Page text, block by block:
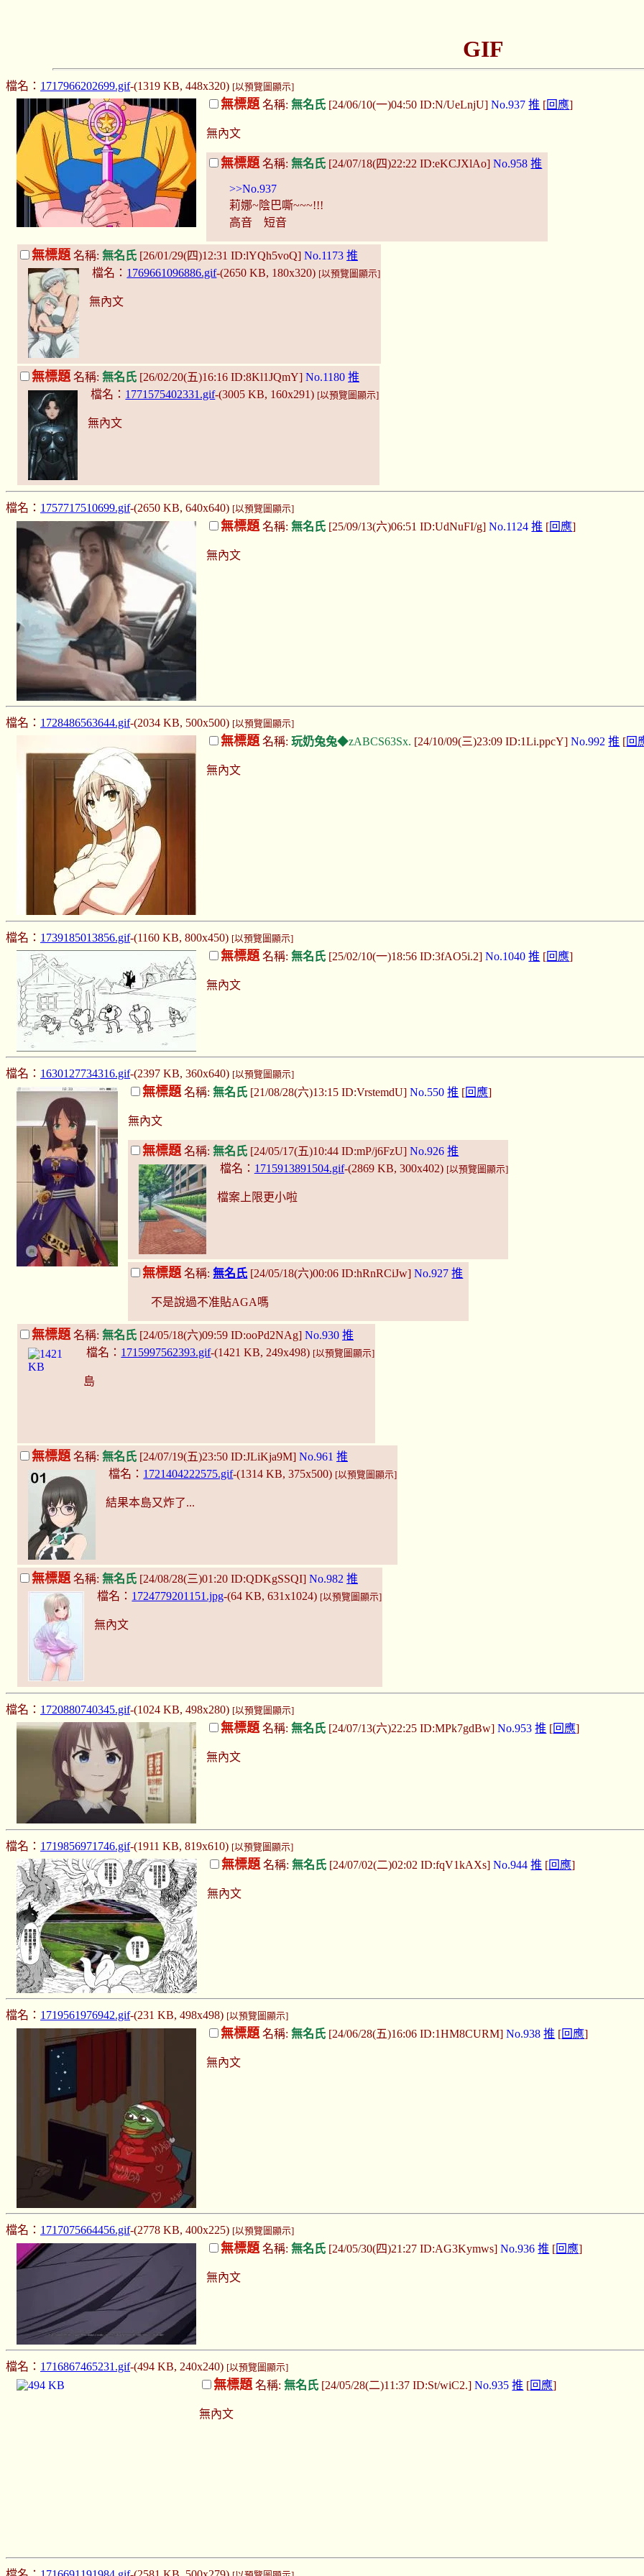
GIF
檔名： 1717966202699.gif-(1319 KB, 448x320) [以預覽圖顯示]
無標題 名稱:無名氏 [24/06/10(一)04:50 ID:N/UeLnjU]No.937 推 [回應]
無內文
無標題 名稱:無名氏 [24/07/18(四)22:22 ID:eKCJXlAo]No.958 推
>>No.937
莉娜~陰巴嘶~~~!!!
高音 短音
無標題 名稱: 無名氏 [26/01/29(四)12:31 ID:lYQh5voQ] No.1173 推
檔名： 1769661096886.gif-(2650 KB, 180x320) [以預覽圖顯示]
無內文
無標題 名稱: 無名氏 [26/02/20(五)16:16 ID:8Kl1JQmY] No.1180 推
檔名： 1771575402331.gif-(3005 KB, 160x291) [以預覽圖顯示]
無內文
檔名： 1757717510699.gif-(2650 KB, 640x640) [以預覽圖顯示]
無標題 名稱:無名氏 [25/09/13(六)06:51 ID:UdNuFI/g]No.1124 推 [回應]
無內文
檔名： 1728486563644.gif-(2034 KB, 500x500) [以預覽圖顯示]
無標題 名稱:玩奶兔兔◆zABCS63Sx. [24/10/09(三)23:09 ID:1Li.ppcY]No.992 推 [回
無內文
檔名： 1739185013856.gif-(1160 KB, 800x450) [以預覽圖顯示]
無標題 名稱:無名氏 [25/02/10(一)18:56 ID:3fAO5i.2]No.1040 推 [回應]
無內文
檔名： 1630127734316.gif-(2397 KB, 360x640) [以預覽圖顯示]
無標題名稱:無名氏 [21/08/28(六)13:15 ID:VrstemdU]No.550 推 [回應]
無內文
無標題名稱:無名氏 [24/05/17(五)10:44 ID:mP/j6FzU]No.926 推
檔名： 1715913891504.gif-(2869 KB, 300x402) [以預覽圖顯示]
檔案上限更小啦
無標題 名稱:無名氏 [24/05/18(六)00:06 ID:hRnRCiJw]No.927 推
不是說過不准貼AGA嗎
無標題 名稱: 無名氏 [24/05/18(六)09:59 ID:ooPd2NAg] No.930 推
檔名： 1715997562393.gif-(1421 KB, 249x498) [以預覽圖顯示]
島
無標題名稱: 無名氏 [24/07/19(五)23:50 ID:JLiKja9M] No.961 推
檔名： 1721404222575.gif-(1314 KB, 375x500) [以預覽圖顯示]
結果本島又炸了...
無標題 名稱: 無名氏 [24/08/28(三)01:20 ID:QDKgSSQI] No.982 推
檔名： 1724779201151.jpg-(64 KB, 631x1024) [以預覽圖顯示]
無內文
檔名： 1720880740345.gif-(1024 KB, 498x280) [以預覽圖顯示]
無標題 名稱:無名氏 [24/07/13(六)22:25 ID:MPk7gdBw]No.953 推 [回應]
無內文
檔名： 1719856971746.gif-(1911 KB, 819x610) [以預覽圖顯示]
無標題 名稱:無名氏 [24/07/02(二)02:02 ID:fqV1kAXs]No.944 推 [回應]
無內文
檔名： 1719561976942.gif-(231 KB, 498x498) [以預覽圖顯示]
無標題名稱:無名氏 [24/06/28(五)16:06 ID:1HM8CURM]No.938 推 [回應]
無內文
檔名： 1717075664456.gif-(2778 KB, 400x225) [以預覽圖顯示]
無標題 名稱:無名氏 [24/05/30(四)21:27 ID:AG3Kymws]No.936 推 [回應]
無內文
檔名： 1716867465231.gif-(494 KB, 240x240) [以預覽圖顯示]
無標題 名稱:無名氏 [24/05/28(二)11:37 ID:St/wiC2.]No.935 推 [回應]
無內文